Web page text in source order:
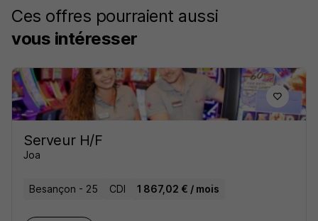
Ces offres pourraient aussi
vous intéresser
Serveur H/F
Joa
Besançon - 25 CDI 1 867,02 € / mois